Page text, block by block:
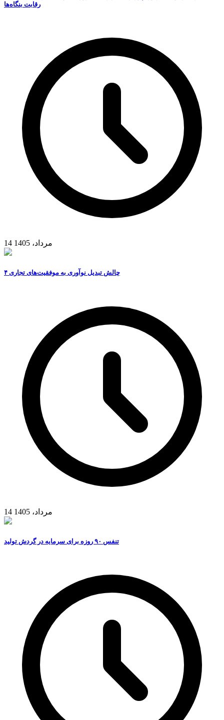
رقابت‌ بنگاه‌ها
14 مرداد، 1405
۴ چالش تبدیل نوآوری به موفقیت‌های تجاری
14 مرداد، 1405
تنفس ۹۰ روزه برای سرمایه در گردش تولید